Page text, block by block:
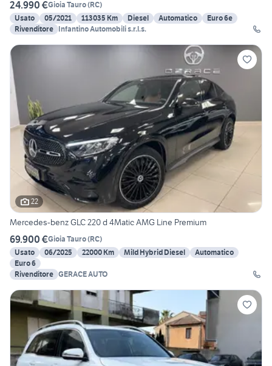
24.990 €Gioia Tauro(RC)
Usato
05/2021 113035 Km Diesel Automatico
Euro 6e
Rivenditore Infantino Automobili s.r.l.s.
22
Mercedes-benz GLC 220 d 4Matic AMG Line Premium
69.900 €Gioia Tauro(RC)
Usato
06/2025 22000 Km Mild Hybrid Diesel
Automatico
Euro 6
Rivenditore GERACE AUTO